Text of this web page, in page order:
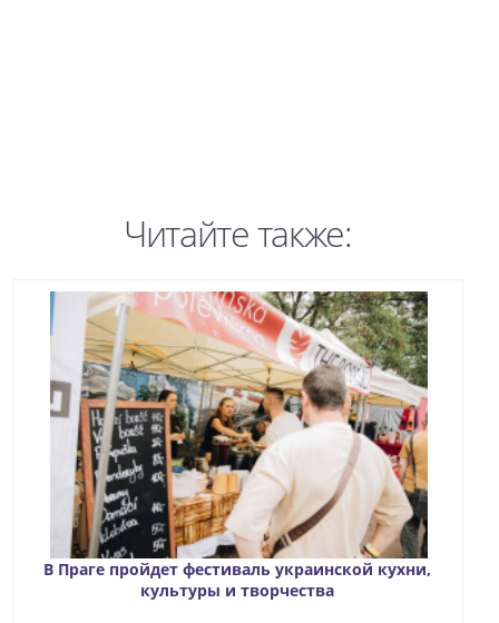
Читайте также:
В Праге пройдет фестиваль украинской кухни,
культуры и творчества